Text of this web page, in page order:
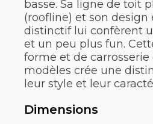
basse. Sa ligne de toit
(roofline) et son design
distinctif lui confèrent
et un peu plus fun.
forme et de
modèles crée une
leur style et leur
Dimensions